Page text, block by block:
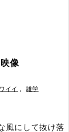
像
イイ , 雑学
風にして抜け落